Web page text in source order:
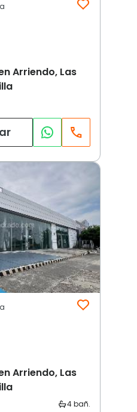
Arriendo, Las
Arriendo, Las